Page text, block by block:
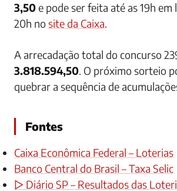
3,50e pode ser feita até as 19h
20h nosite da Caixa.
A arrecadação total do concurso
3.818.594,50. O próximo sorteio
quebrar a sequência de
Fontes
Caixa Econômica Federal – Loterias
Banco Central do Brasil – Taxa Selic
▷ Diário SP – Resultados das